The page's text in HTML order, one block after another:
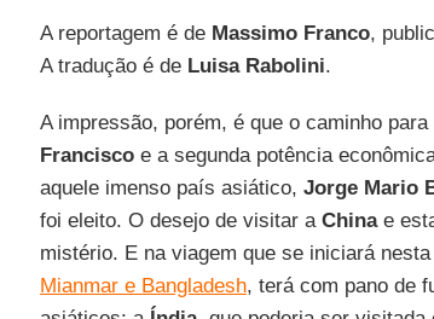
A reportagem é de Massimo Franco,
A tradução é deLuisa Rabolini.
A impressão, porém, é que o caminho
Franciscoe a segunda potência
aquele imenso país asiático, Jorge Mario
foi eleito. O desejo de visitar a Chinae
mistério. E na viagem que se iniciará
Mianmar e Bangladesh, terá com pano de